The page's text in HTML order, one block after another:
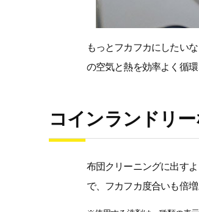
もっとフカフカにしたい
の空気と熱を効率よく循
コインランドリ
布団クリーニングに出す
で、フカフカ度合いも倍